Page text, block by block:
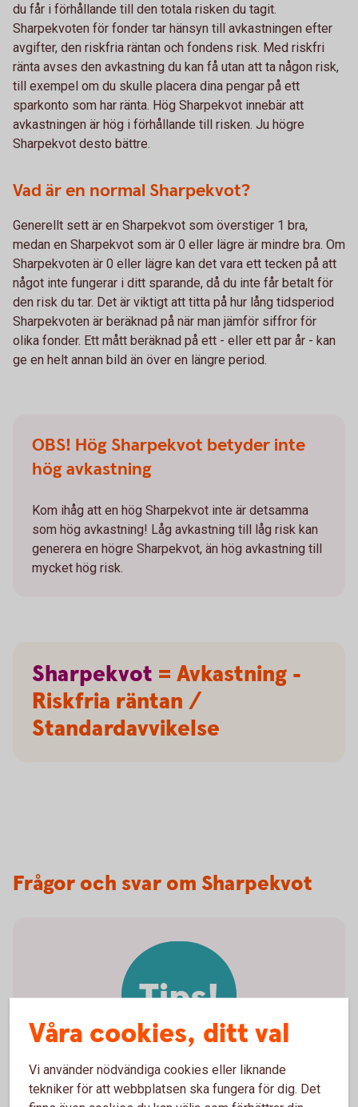
du får i förhållande till den totala risken du tagit.
Sharpekvoten för fonder tar hänsyn till avkastningen efter
avgifter, den riskfria räntan och fondens risk. Med riskfri
ränta avses den avkastning du kan få utan att ta någon risk,
till exempel om du skulle placera dina pengar på ett
sparkonto som har ränta. Hög Sharpekvot innebär att
avkastningen är hög i förhållande till risken. Ju högre
Sharpekvot desto bättre.
Vad är en normal Sharpekvot?
Generellt sett är en Sharpekvot som överstiger 1 bra,
medan en Sharpekvot som är 0 eller lägre är mindre bra. Om
Sharpekvoten är 0 eller lägre kan det vara ett tecken på att
något inte fungerar i ditt sparande, då du inte får betalt för
den risk du tar. Det är viktigt att titta på hur lång tidsperiod
Sharpekvoten är beräknad på när man jämför siffror för
olika fonder. Ett mått beräknad på ett - eller ett par år - kan
ge en helt annan bild än över en längre period.
OBS! Hög Sharpekvot betyder inte
hög avkastning
Kom ihåg att en hög Sharpekvot inte är detsamma
som hög avkastning! Låg avkastning till låg risk kan
generera en högre Sharpekvot, än hög avkastning till
mycket hög risk.
Sharpekvot = Avkastning -
Riskfria räntan /
Standardavvikelse
Frågor och svar om Sharpekvot
Tips!
Våra cookies, ditt val
Vi använder nödvändiga cookies eller liknande
tekniker för att webbplatsen ska fungera för dig. Det